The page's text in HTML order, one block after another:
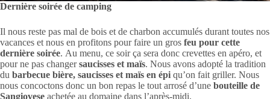
Dernière soirée de camping
Il nous reste pas mal de bois et de charbon accumulés durant toutes nos
vacances et nous en profitons pour faire un gros feu pour cette
dernière soirée. Au menu, ce soir ça sera donc crevettes en apéro, et
pour ne pas changersaucisses et maïs. Nous avons adopté la tradition
du barbecue bière, saucisses et maïs en épi qu’on fait griller. Nous
nous concoctons donc un bon repas le tout arrosé d’une bouteille de
Sangiovese achetée au domaine dans l’après-midi.